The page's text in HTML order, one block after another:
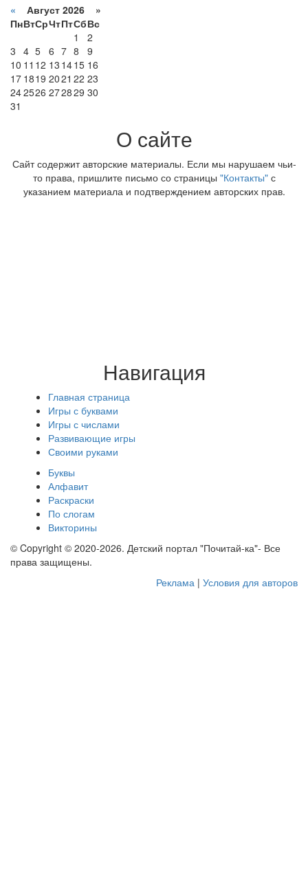
« Август 2026 »
ПнВтСрЧтПтСбВс
1
2
3 4 5 6 7 8
9
10 11 12 13 1415 16
17 1819 2021 22 23
242526 272829 30
31
О сайте
Сайт содержит авторские материалы. Если мы нарушаем чьи-
то права, пришлите письмо со страницы "Контакты"с
указанием материала и подтверждением авторских прав.
Навигация
Главная страница
Игры с буквами
Игры с числами
Развивающие игры
Своими руками
Буквы
Алфавит
Раскраски
По слогам
Викторины
© Copyright © 2020-2026. Детский портал "Почитай-ка"- Все
права защищены.
Реклама | Условия для авторов